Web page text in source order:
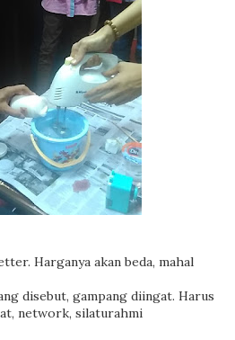
Harganya akan beda, mahal
disebut, gampang diingat. Harus
network, silaturahmi